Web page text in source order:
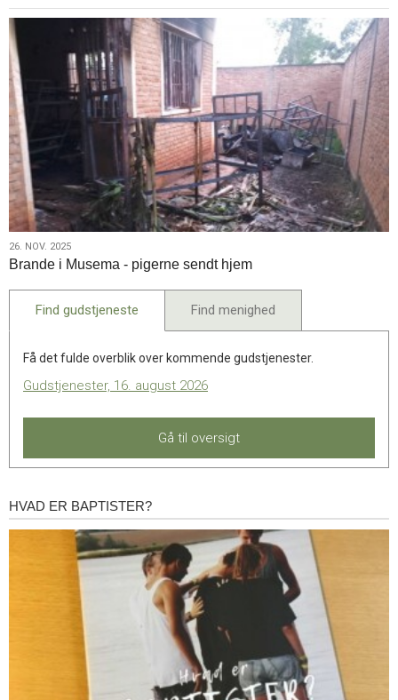
hjem
2025
26.
nov.
2025
26. NOV. 2025
Brande i Musema - pigerne sendt hjem
Find gudstjeneste Find menighed
Få det fulde overblik over kommende gudstjenester.
Gudstjenester, 16. august 2026
Gå til oversigt
Hvad
er
HVAD ER BAPTISTER?